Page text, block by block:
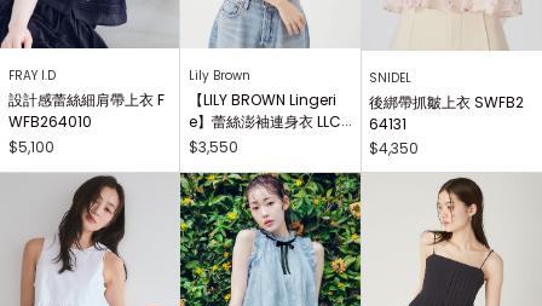
FRAY I.D
設計感蕾絲細肩帶上衣 F
WFB264010
$5,100
Lily Brown
【LILY BROWN Lingeri
e】蕾絲澎袖連身衣 LLC
O262503
$3,550
SNIDEL
後綁帶抓皺上衣 SWFB2
64131
$4,350